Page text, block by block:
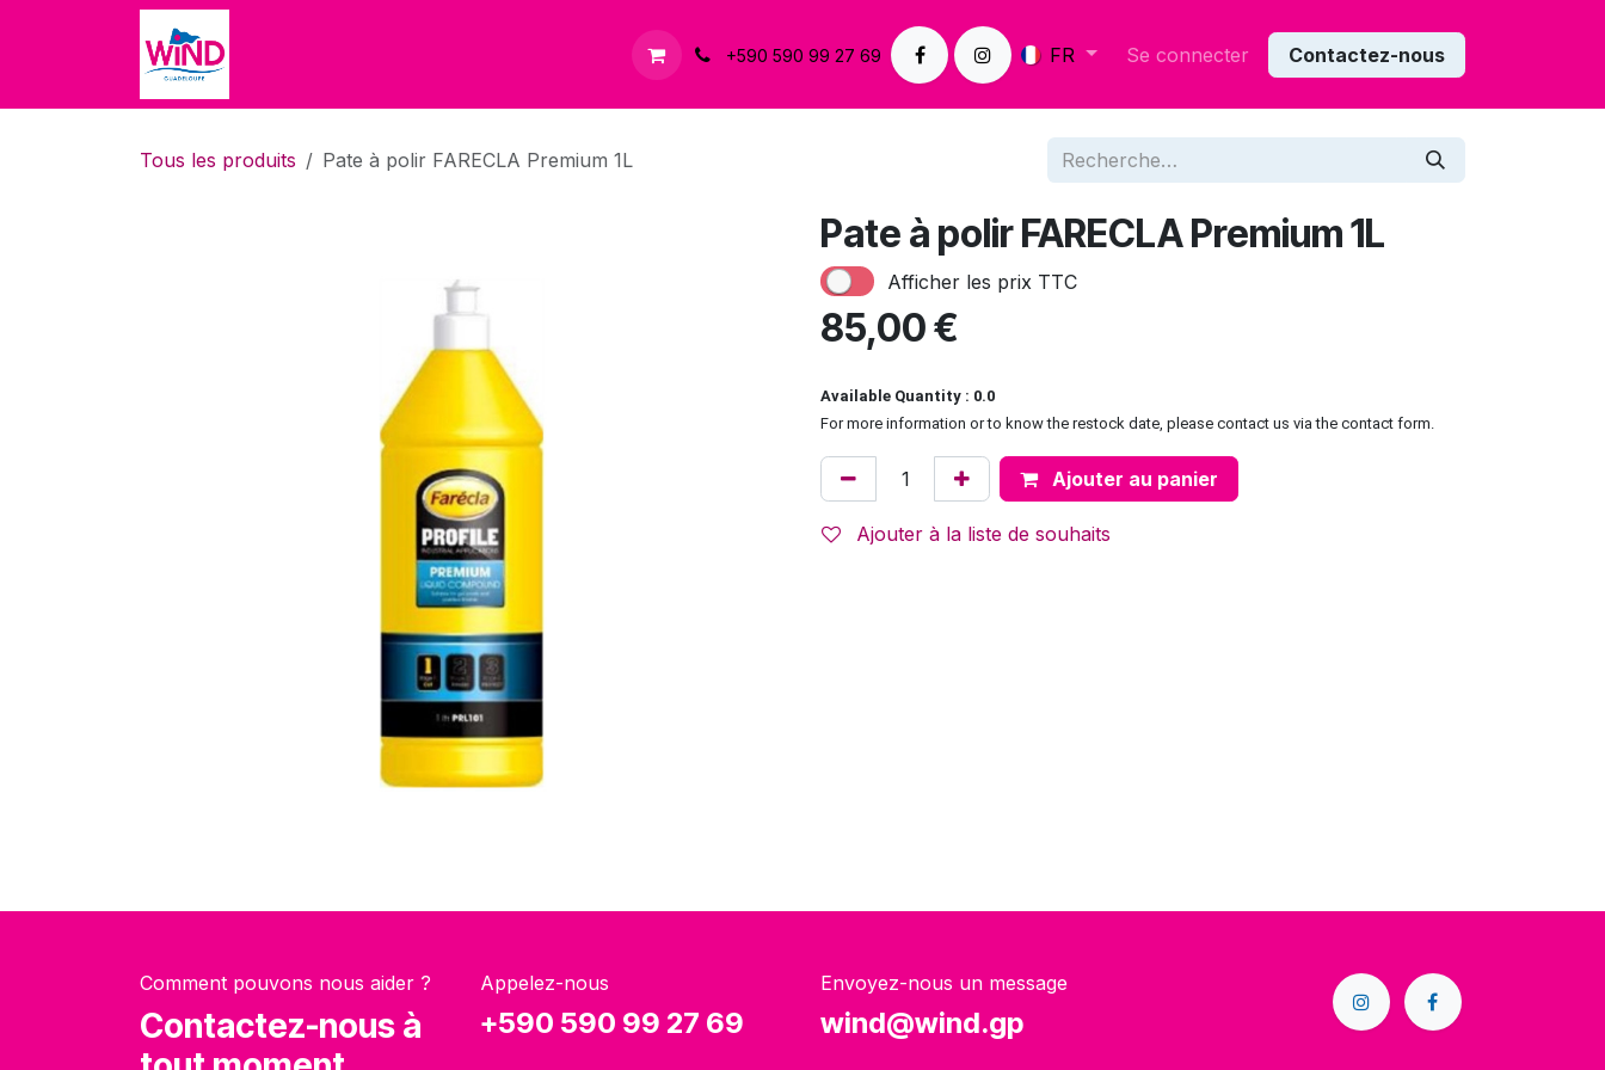
Se rendre au contenu
Contactez-nous+590 590 99 27 69 FR Se connecter Contactez-nous
Tous les produits Pate à polir FARECLA Premium 1L
Pate à polir FARECLA Premium 1L
Afficher les prix TTC
85,00€
Available Quantity : 0.0
For more information or to know the restock date, please contact us via the contact form.
Ajouter au panier
Ajouter à la liste de souhaits
Comment pouvons nous aider ?
Contactez-nous à
Appelez-nous
+590 590 99 27 69
Envoyez-nous un message
wind@wind.gp